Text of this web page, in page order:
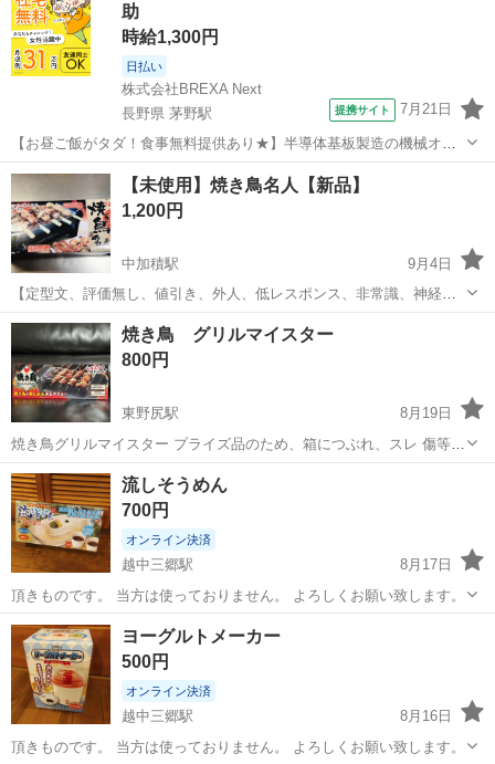
助
時給1,300円
日払い
株式会社BREXA Next
長野県 茅野駅
提携サイト 7月21日
【お昼ご飯がタダ！食事無料提供あり★】半導体基板製造の機械オペ
レーターや検査作業！未経験活躍中★カップル＆友達同士の応募OK！
赴任旅費会社負担★嬉しい無料送迎◎正社員登用制度あり！マイカー
通勤OK！無料駐車場完備！《長野県茅...
長野 茅野市 茅野駅 その他
【未使用】焼き鳥名人【新品】
1,200円
中加積駅
9月4日
【定型文、評価無し、値引き、外人、低レスポンス、非常識、神経質
はNG】 焼き鳥名人です 卓上で気軽に焼き鳥屋さん気分で楽しめます
お子さんと一緒に楽しむのもアリですね♪
富山 滑川市 中加積駅 キッチン家電
焼き鳥 グリルマイスター
800円
東野尻駅
8月19日
焼き鳥グリルマイスター プライズ品のため、箱につぶれ、スレ 傷等あ
る場合があります ご了承ください 砺波シマヤで直接手渡しできる方
富山 砺波市 東野尻駅
流しそうめん
700円
オンライン決済
越中三郷駅
8月17日
頂きものです。 当方は使っておりません。 よろしくお願い致します。
富山 中新川郡 越中三郷駅
ヨーグルトメーカー
500円
オンライン決済
越中三郷駅
8月16日
頂きものです。 当方は使っておりません。 よろしくお願い致します。